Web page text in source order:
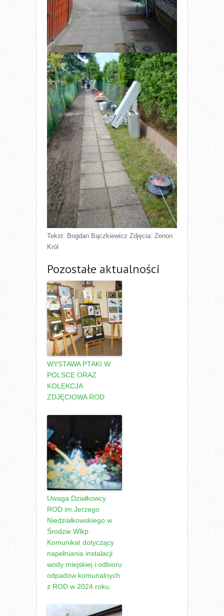
Tekst: Bogdan Bączkiewicz Zdjęcia: Zenon
Król
Pozostałe aktualności
WYSTAWA PTAKI W
POLSCE ORAZ
KOLEKCJA
ZDJĘCIOWA ROD
Uwaga Działkowcy
ROD im.Jerzego
Niedziałkowskiego w
Środzie Wlkp.
Komunikat dotyczący
napełniania instalacji
wody miejskiej i odbioru
odpadów komunalnych
z ROD w 2024 roku.